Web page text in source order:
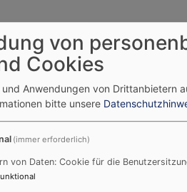
Unsere nächsten Termine
So, 9.8.
kein Gottesdienst in
Nachbargemeinden
So, 9.8.
kein Gottesdienst in
Nachbargemeinden
von
Cookies
Anwendungen von Drittanbietern
bitte unsere
(immer erforderlich)
von Daten: Cookie für die